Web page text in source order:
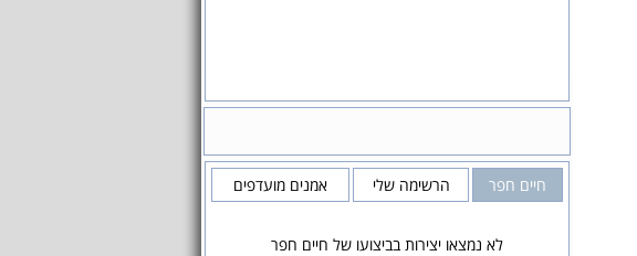
חיים חפר הרשימה שלי אמנים מועדפים
לא נמצאו יצירות בביצועו של חיים חפר